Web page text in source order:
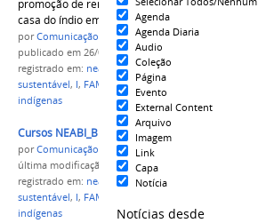
Agenda
Agenda Diaria
Audio
Coleção
Página
Evento
External Content
Arquivo
Imagem
Link
Capa
Notícia
Notícias desde
promoção de renda de mulheres indígenas na
casa do índio em Parintins – Amazonas”.
porComunicação CPR
publicado em 26/09/2022
registrado em: neabi ,empreendedorismo
sustentável, I, FAM Campus Parintins
indígenas
Cursos NEABI_BIOJOIAS COMP.jpg
porComunicação CPR
última modificação
em 26/09/2022 19h25
registrado em: neabi ,empreendedorismo
sustentável, I, FAM
indígenas